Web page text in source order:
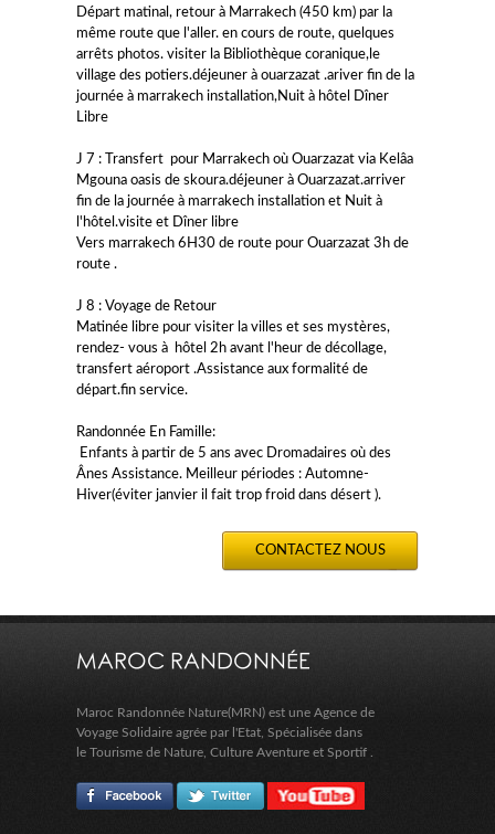
Départ matinal, retour à Marrakech (450 km) par la
même route que l'aller. en cours de route, quelques
arrêts photos. visiter la Bibliothèque coranique,le
village des potiers.déjeuner à ouarzazat .ariver fin de la
journée à marrakech installation,Nuit à hôtel Dîner
Libre
J 7 : Transfert pour Marrakech où Ouarzazat via Kelâa
Mgouna oasis de skoura.déjeuner à Ouarzazat.arriver
fin de la journée à marrakech installation et Nuit à
l'hôtel.visite et Dîner libre
Vers marrakech 6H30 de route pour Ouarzazat 3h de
route .
J 8 : Voyage de Retour
Matinée libre pour visiter la villes et ses mystères,
rendez- vous à hôtel 2h avant l'heur de décollage,
transfert aéroport .Assistance aux formalité de
départ.fin service.
Randonnée En Famille:
Enfants à partir de 5 ans avec Dromadaires où des
Ânes Assistance. Meilleur périodes : Automne-
Hiver(éviter janvier il fait trop froid dans désert ).
CONTACTEZ NOUS
MAROC RANDONNÉE
Maroc Randonnée Nature(MRN) est une Agence de
Voyage Solidaire agrée par l'Etat, Spécialisée dans
le Tourisme de Nature, Culture Aventure et Sportif .